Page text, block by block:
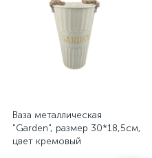
Ваза металлическая
"Garden", размер 30*18,5см,
цвет кремовый